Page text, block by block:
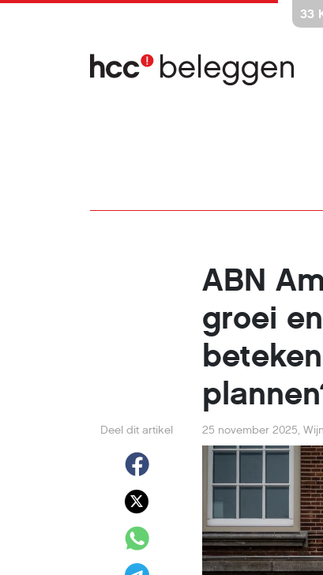
inhoud
33
ABN
groei
Deel dit artikel 25 november 2025,